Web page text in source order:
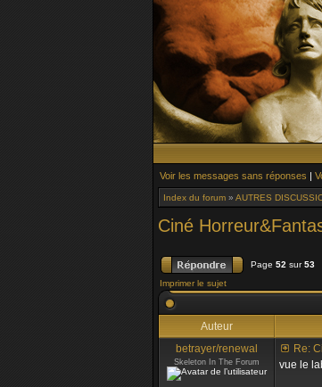
Voir les messages sans réponses |
Index du forum » AUTRES
Ciné
Page 52 sur53
Imprimer le sujet
Auteur
betrayer/renewal
Skeleton In The Forum
Re:
vue le